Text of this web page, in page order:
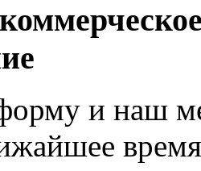
и наш
время